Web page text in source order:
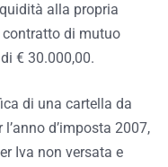
alla propria
di mutuo
€ 30.000,00.
di una cartella da
l’anno d’imposta 2007,
Iva non versata e